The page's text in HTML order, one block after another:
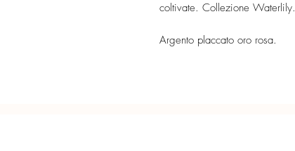
coltivate. Collezione Waterlily.
Argento placcato oro rosa.